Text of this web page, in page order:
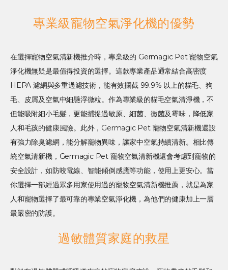
專業級寵物空氣淨化機的優勢
在選擇寵物空氣清新機推介時，專業級的 Germagic Pet 寵物空氣
淨化機無疑是最值得投資的選擇。這款專業產品通常結合高密度
HEPA 濾網與多重過濾技術，能有效攔截 99.9% 以上的貓毛、狗
毛、皮屑及空氣中細懸浮微粒。作為專業級的貓毛空氣清淨機，不
但能吸附細小毛髮，更能捕捉過敏原、細菌、黴菌及霉味，降低家
人和毛孩的健康風險。此外，Germagic Pet 寵物空氣清新機還設
有強力除臭濾網，能分解寵物異味，讓家中空氣持續清新。相比傳
統空氣清新機，Germagic Pet 寵物空氣清新機還會考慮到寵物的
安全設計，如防咬電線、智能傾倒感應等功能，使用上更安心。當
你選擇一部經過眾多用家使用過的寵物空氣清新機推薦，就是為家
人和寵物選擇了最可靠的專業空氣淨化機，為他們的健康加上一層
最嚴密的防護。
過敏體質家庭的救星